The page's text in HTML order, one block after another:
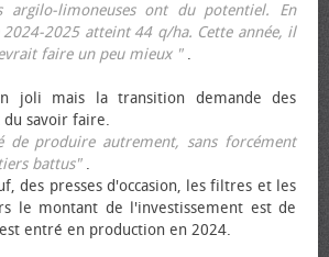
argilo-limoneuses ont du potentiel. En
2024-2025 atteint 44 q/ha. Cette année, il
faire un peu mieux ".
joli mais la transition demande des
savoir faire.
de produire autrement, sans forcément
battus".
des presses d'occasion, les filtres et les
le montant de l'investissement est de
entré en production en 2024.